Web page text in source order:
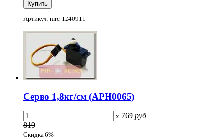
Артикул: mrc-1240911
Серво 1,8кг/см (APH0065)
x 769 руб
819
Скидка 6%